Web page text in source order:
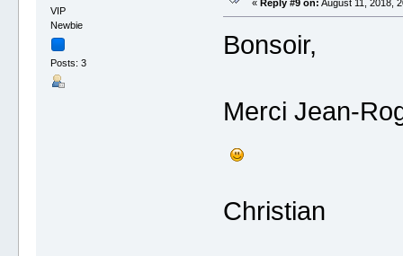
VIP
Newbie
Posts: 3
«Reply #9 on: August 11, 2018,
Bonsoir,
Merci Jean-
Christian